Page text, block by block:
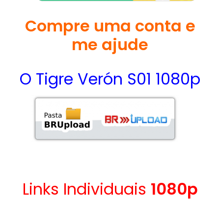
Compre uma conta e
me ajude
O Tigre Verón S01 1080p
Links Individuais 1080p